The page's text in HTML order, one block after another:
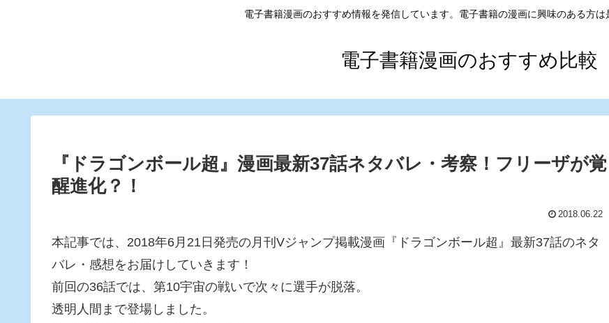
電子書籍漫画のおすすめ情報を発信しています。電子書籍の漫画に興味のある方は
電子書籍漫画のおすすめ比較
『ドラゴンボール超』漫画最新37話ネタバレ・考察！フリーザが覚
醒進化？！
2018.06.22
本記事では、2018年6月21日発売の月刊Vジャンプ掲載漫画『ドラゴンボール超』最新37話のネタ
バレ・感想をお届けしていきます！
前回の36話では、第10宇宙の戦いで次々に選手が脱落。
透明人間まで登場しました。